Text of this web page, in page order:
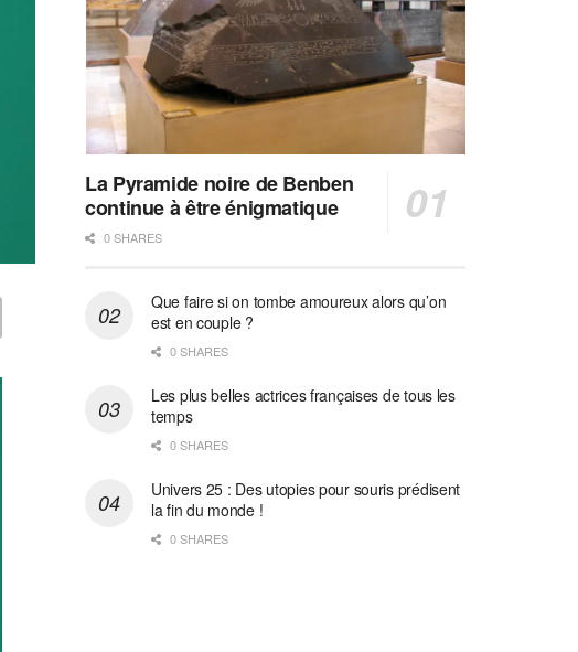
La Pyramide noire de Benben
continue à être énigmatique
0 SHARES
Que faire si on tombe amoureux alors qu’on
est en couple ?
0 SHARES
Les plus belles actrices françaises de tous les
temps
0 SHARES
Univers 25 : Des utopies pour souris prédisent
la fin du monde !
0 SHARES